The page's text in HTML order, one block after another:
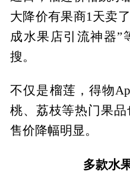
大降价有果商1天卖
成水果店引流神器”
搜。
不仅是榴莲，得物
桃、荔枝等热门果
售价降幅明显。
多款水